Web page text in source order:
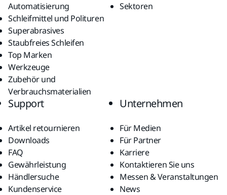
Automatisierung
Schleifmittel und Polituren
Superabrasives
Staubfreies Schleifen
Top Marken
Werkzeuge
Zubehör und
Verbrauchsmaterialien
Sektoren
Support
Artikel retournieren
Downloads
FAQ
Gewährleistung
Händlersuche
Kundenservice
Unternehmen
Für Medien
Für Partner
Karriere
Kontaktieren Sie uns
Messen & Veranstaltungen
News